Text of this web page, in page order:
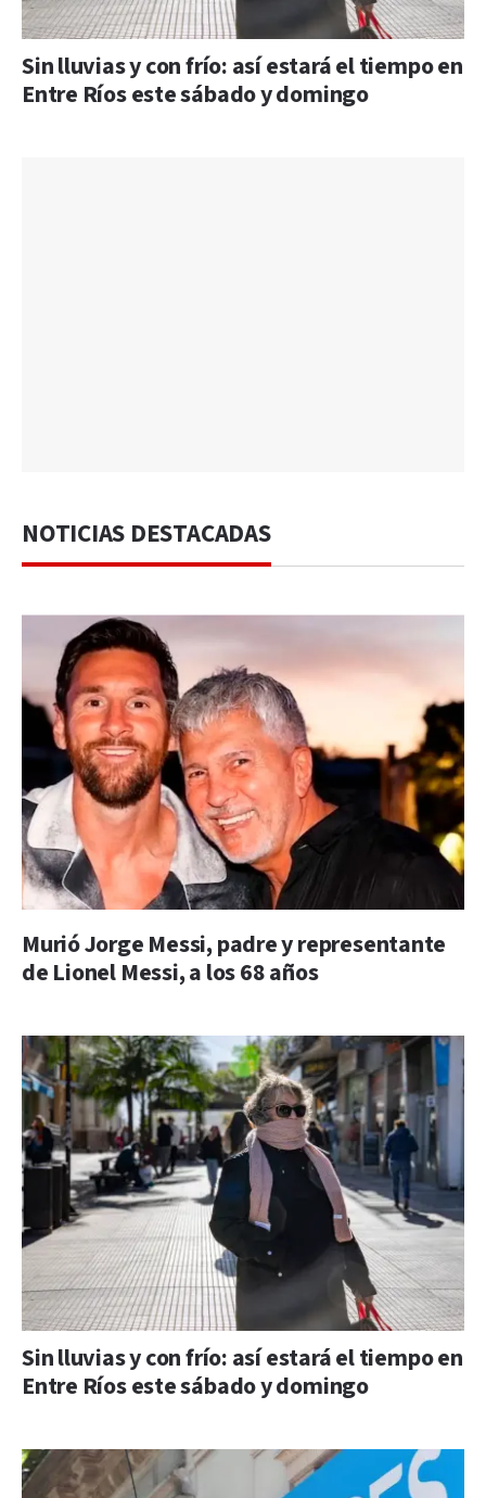
Sin lluvias y con frío: así estará el tiempo en
Entre Ríos este sábado y domingo
NOTICIAS DESTACADAS
Murió Jorge Messi, padre y representante
de Lionel Messi, a los 68 años
Sin lluvias y con frío: así estará el tiempo en
Entre Ríos este sábado y domingo